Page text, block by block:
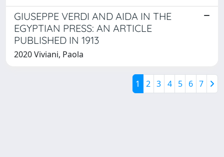
GIUSEPPE VERDI AND AIDA IN THE
EGYPTIAN PRESS: AN ARTICLE
PUBLISHED IN 1913
2020 Viviani, Paola
1 2 3 4 5 6 7